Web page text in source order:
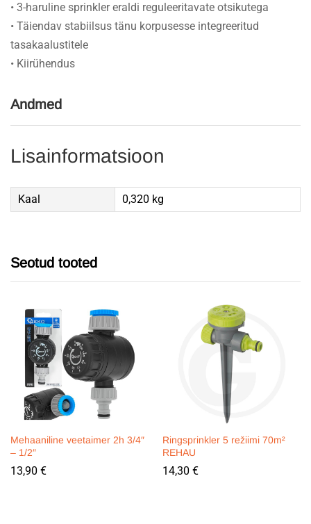
• 3-haruline sprinkler eraldi reguleeritavate otsikutega
• Täiendav stabiilsus tänu korpusesse integreeritud
tasakaalustitele
• Kiirühendus
Andmed
Lisainformatsioon
Kaal 0,320 kg
Seotud tooted
Mehaaniline veetaimer 2h 3/4″
– 1/2″
13,90 €
Ringsprinkler 5 režiimi 70m²
REHAU
14,30 €